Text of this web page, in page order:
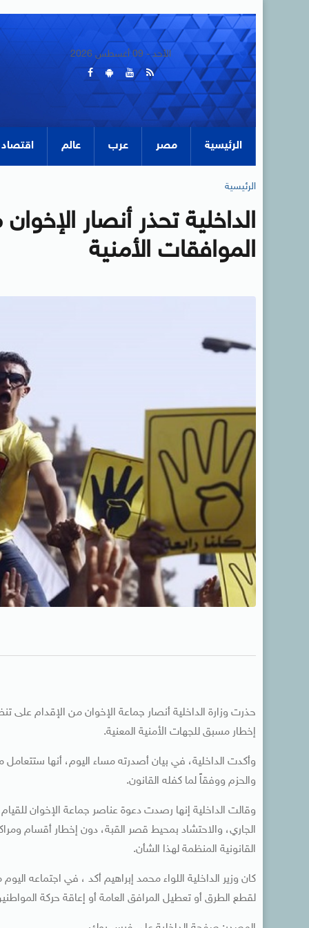
الأحد - 09 أغسطس 2026
الرئيسية مصر عرب عالم اقتصاد
الرئيسية
الداخلية تحذر أنصار
الموافقات الأمنية
حذرت وزارة الداخلية أنصار جماعة الإخوان من الإقدام
إخطار مسبق للجهات الأمنية المعنية.
وأكدت الداخلية، في بيان أصدرته مساء اليوم، أنها
والحزم ووفقاً لما كفله القانون.
الجاري، والاحتشاد بمحيط قصر القبة، دون إخطار أقسام
القانونية المنظمة لهذا الشأن.
كان وزير الداخلية اللواء محمد إبراهيم أكد ، في اجتماعه
لقطع الطرق أو تعطيل المرافق العامة أو إعاقة حركة